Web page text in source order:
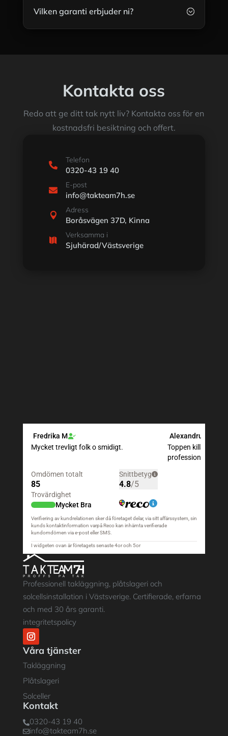
;
Vilken garanti erbjuder ni?
Kontakta oss
Redo att ge ditt tak nytt liv? Kontakta oss för en
kostnadsfri besiktning och offert.

Telefon
0320-43 19 40

E-post
info@takteam7h.se

Adress
Boråsvägen 37D, Kinna

Verksamma i
Sjuhärad/Västsverige
Professionell takläggning, plåtslageri och
solcellsinstallation i Västsverige. Certifierade, erfarna
och med 30 års garanti.
integritetspolicy
Våra tjänster
Takläggning
Plåtslageri
Solceller
Kontakt
0320-43 19 40
info@takteam7h.se